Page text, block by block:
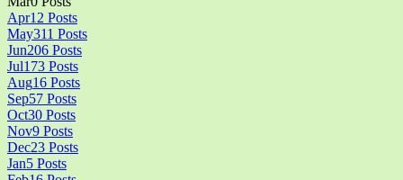
Apr12 Posts
May311 Posts
Jun206 Posts
Jul173 Posts
Aug16 Posts
Sep57 Posts
Oct30 Posts
Nov9 Posts
Dec23 Posts
Jan5 Posts